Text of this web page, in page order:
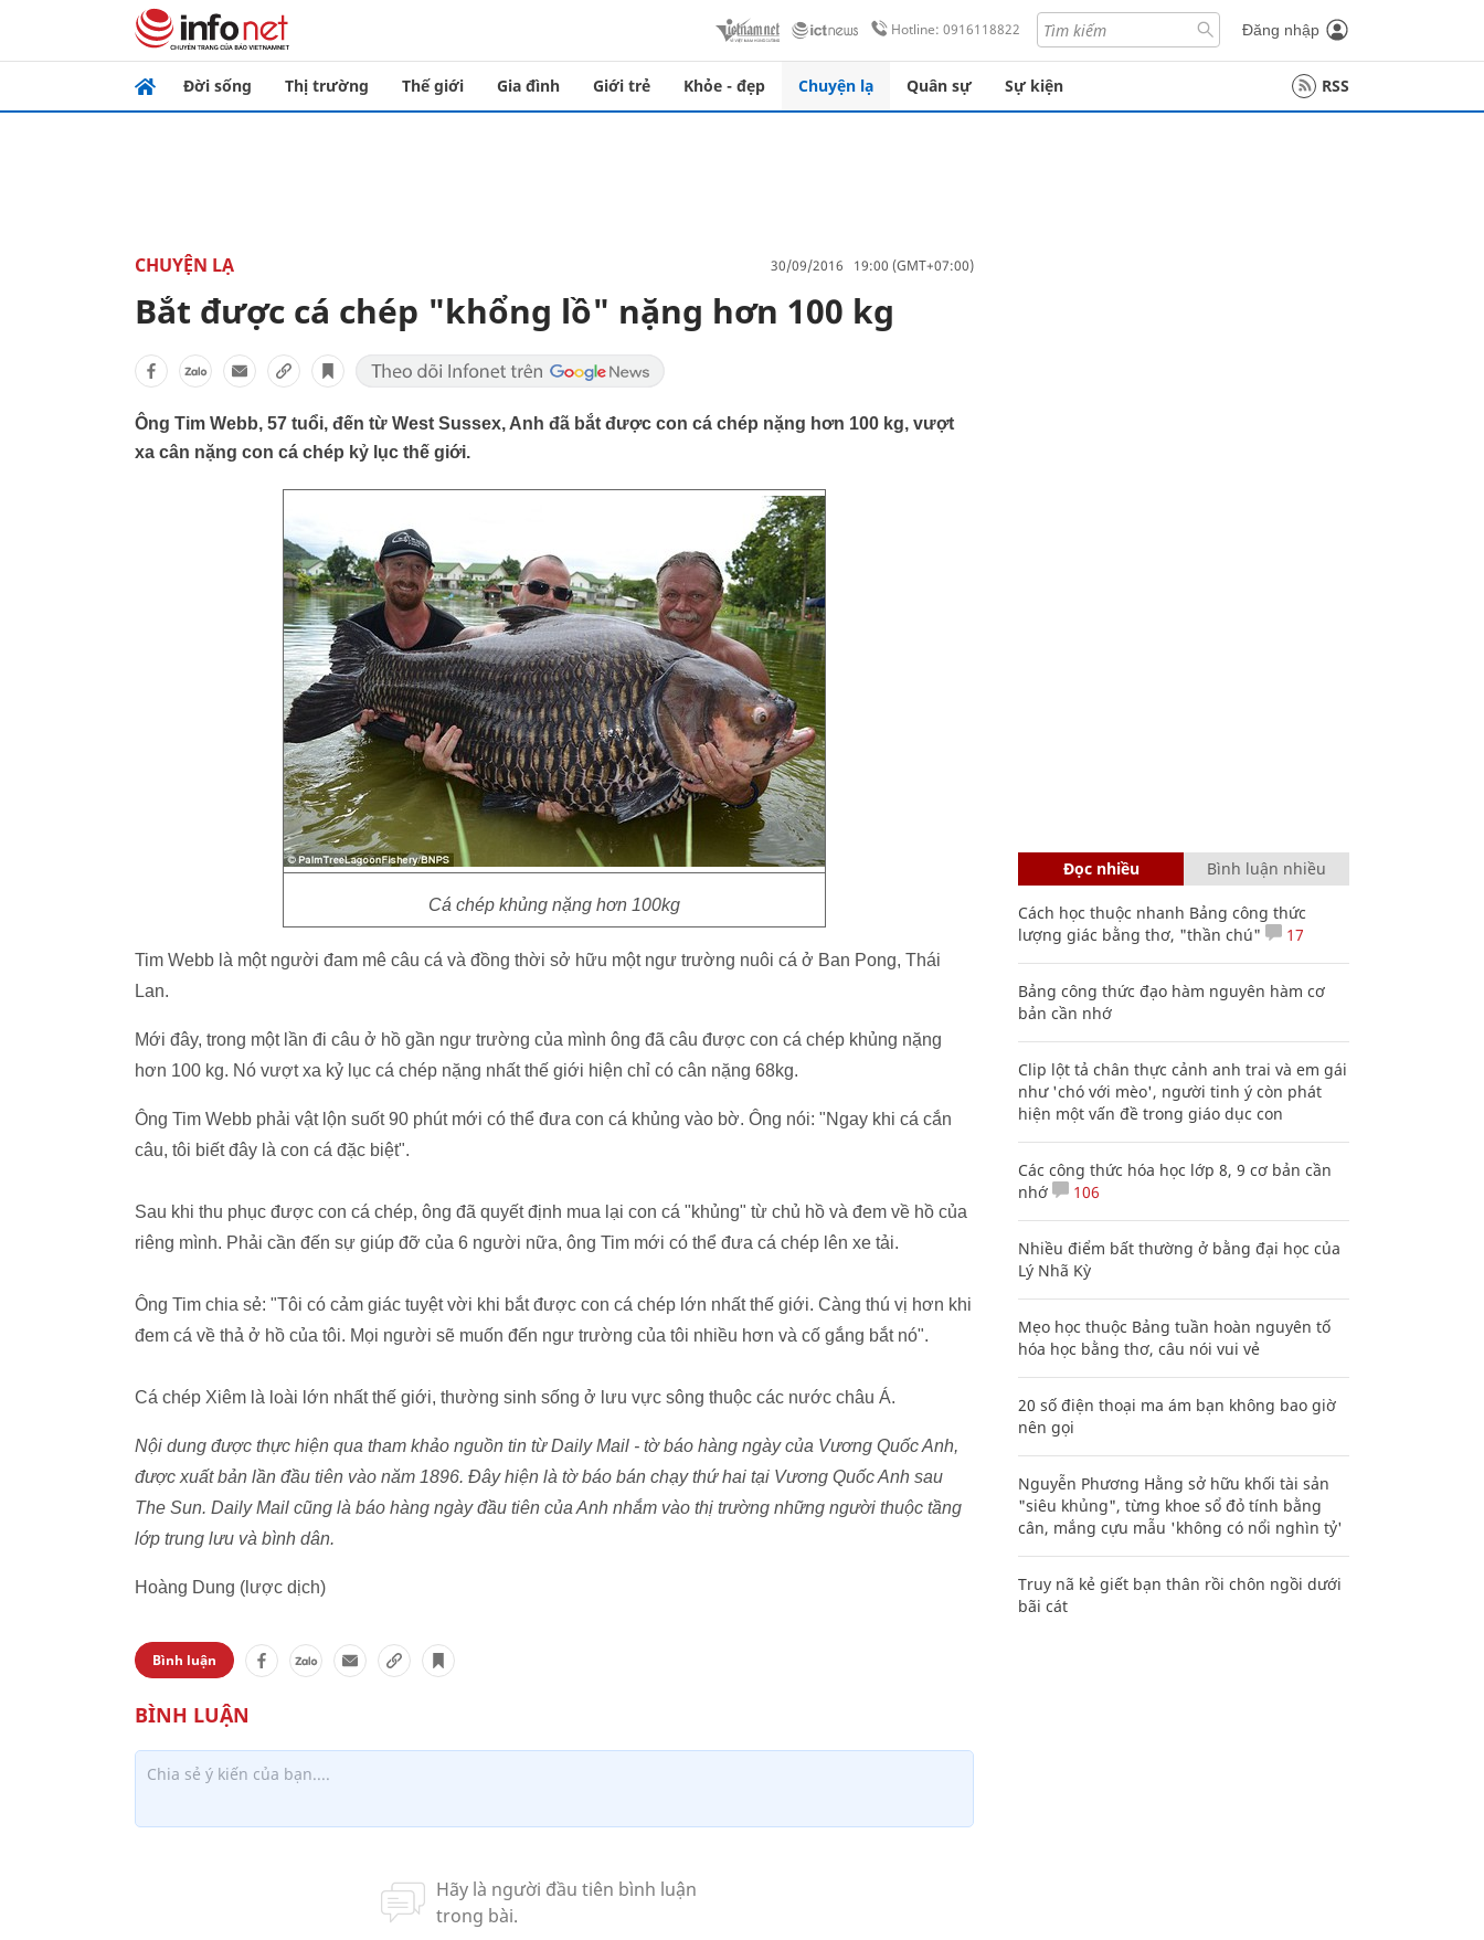
Hotline: 0916118822 Đăng nhập
Đời sống Thị trường Thế giới Gia đình Giới trẻ Khỏe - đẹp Chuyện lạ Quân sự Sự kiện RSS
CHUYỆN LẠ 30/09/2016 19:00 (GMT+07:00)
Bắt được cá chép "khổng lồ" nặng hơn 100 kg
Ông Tim Webb, 57 tuổi, đến từ West Sussex, Anh đã bắt được con cá chép nặng hơn 100 kg, vượt
xa cân nặng con cá chép kỷ lục thế giới.
Cá chép khủng nặng hơn 100kg
Tim Webb là một người đam mê câu cá và đồng thời sở hữu một ngư trường nuôi cá ở Ban Pong, Thái
Lan.
Mới đây, trong một lần đi câu ở hồ gần ngư trường của mình ông đã câu được con cá chép khủng nặng
hơn 100 kg. Nó vượt xa kỷ lục cá chép nặng nhất thế giới hiện chỉ có cân nặng 68kg.
Ông Tim Webb phải vật lộn suốt 90 phút mới có thể đưa con cá khủng vào bờ. Ông nói: "Ngay khi cá cắn
câu, tôi biết đây là con cá đặc biệt".
Sau khi thu phục được con cá chép, ông đã quyết định mua lại con cá "khủng" từ chủ hồ và đem về hồ của
riêng mình. Phải cần đến sự giúp đỡ của 6 người nữa, ông Tim mới có thể đưa cá chép lên xe tải.
Ông Tim chia sẻ: "Tôi có cảm giác tuyệt vời khi bắt được con cá chép lớn nhất thế giới. Càng thú vị hơn khi
đem cá về thả ở hồ của tôi. Mọi người sẽ muốn đến ngư trường của tôi nhiều hơn và cố gắng bắt nó".
Cá chép Xiêm là loài lớn nhất thế giới, thường sinh sống ở lưu vực sông thuộc các nước châu Á.
Nội dung được thực hiện qua tham khảo nguồn tin từ Daily Mail - tờ báo hàng ngày của Vương Quốc Anh,
được xuất bản lần đầu tiên vào năm 1896. Đây hiện là tờ báo bán chạy thứ hai tại Vương Quốc Anh sau
The Sun. Daily Mail cũng là báo hàng ngày đầu tiên của Anh nhắm vào thị trường những người thuộc tầng
lớp trung lưu và bình dân.
Hoàng Dung (lược dịch)
Bình luận
Đọc nhiều Bình luận nhiều
Cách học thuộc nhanh Bảng công thức
lượng giác bằng thơ, "thần chú"
17
Bảng công thức đạo hàm nguyên hàm cơ
bản cần nhớ
Clip lột tả chân thực cảnh anh trai và em gái
như 'chó với mèo', người tinh ý còn phát
hiện một vấn đề trong giáo dục con
Các công thức hóa học lớp 8, 9 cơ bản cần
nhớ
106
Nhiều điểm bất thường ở bằng đại học của
Lý Nhã Kỳ
Mẹo học thuộc Bảng tuần hoàn nguyên tố
hóa học bằng thơ, câu nói vui vẻ
20 số điện thoại ma ám bạn không bao giờ
nên gọi
Nguyễn Phương Hằng sở hữu khối tài sản
"siêu khủng", từng khoe sổ đỏ tính bằng
cân, mắng cựu mẫu 'không có nổi nghìn tỷ'
Truy nã kẻ giết bạn thân rồi chôn ngồi dưới
bãi cát